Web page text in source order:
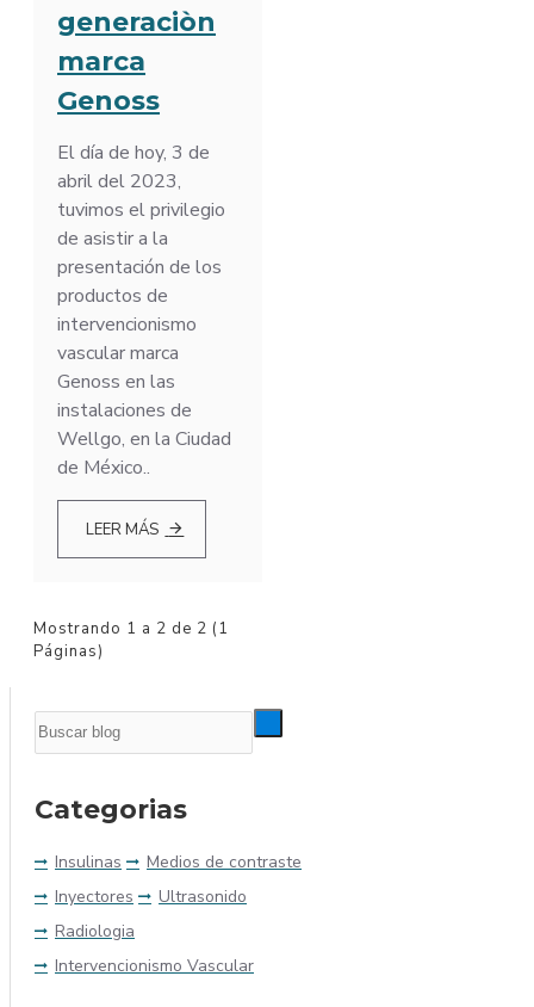
generaciòn
marca
Genoss
El día de hoy, 3 de
abril del 2023,
tuvimos el privilegio
de asistir a la
presentación de los
productos de
intervencionismo
vascular marca
Genoss en las
instalaciones de
Wellgo, en la Ciudad
de México..
LEER MÁS
Mostrando 1 a 2 de 2 (1
Páginas)
Categorias
Insulinas
Medios de contraste
Inyectores
Ultrasonido
Radiologia
Intervencionismo Vascular